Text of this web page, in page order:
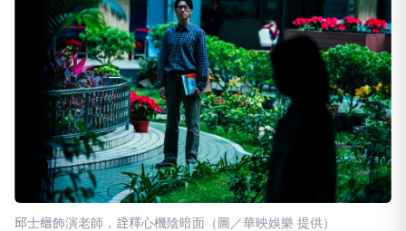
邱士縉飾演老師，詮釋心機陰暗面（圖／華映娛樂 提供）